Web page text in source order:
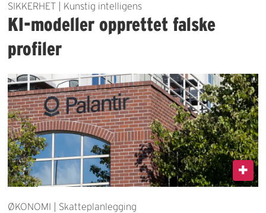
SIKKERHET | Kunstig intelligens
KI-modeller opprettet falske
profiler
ØKONOMI | Skatteplanlegging